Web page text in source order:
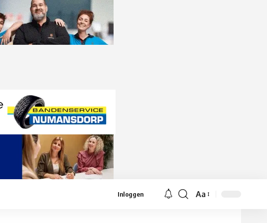
Inloggen
Lettergrootte
Aa